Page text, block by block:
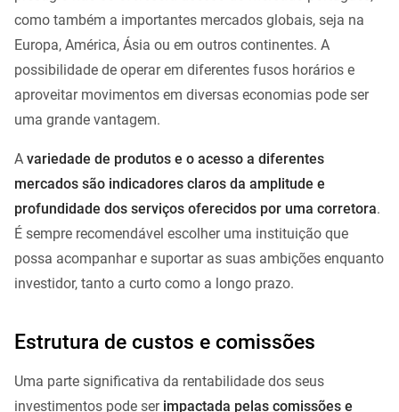
como também a importantes mercados globais, seja na
Europa, América, Ásia ou em outros continentes. A
possibilidade de operar em diferentes fusos horários e
aproveitar movimentos em diversas economias pode ser
uma grande vantagem.
A variedade de produtos e o acesso a diferentes
mercados são indicadores claros da amplitude e
profundidade dos serviços oferecidos por uma corretora.
É sempre recomendável escolher uma instituição que
possa acompanhar e suportar as suas ambições enquanto
investidor, tanto a curto como a longo prazo.
Estrutura de custos e comissões
Uma parte significativa da rentabilidade dos seus
investimentos pode ser impactada pelas comissões e